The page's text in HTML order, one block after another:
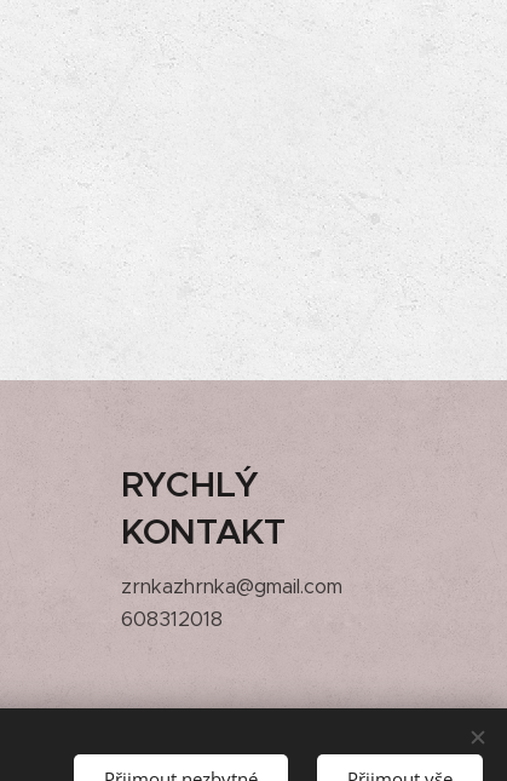
RYCHLÝ
KONTAKT
zrnkazhrnka@gmail.com
608312018